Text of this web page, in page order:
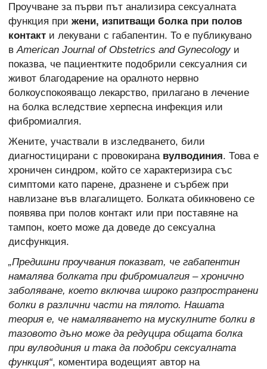
Проучване за първи път анализира сексуалната
функция при жени, изпитващи болка при полов
контакт и лекувани с габапентин. То е публикувано
в American Journal of Obstetrics and Gynecologyи
показва, че пациентките подобрили сексуалния си
живот благодарение на оралното нервно
болкоуспокояващо лекарство, прилагано в лечение
на болка вследствие херпесна инфекция или
фибромиалгия.
Жените, участвали в изследването, били
диагностицирани с провокирана вулводиния. Това е
хроничен синдром, който се характеризира със
симптоми като парене, дразнене и сърбеж при
навлизане във влагалището. Болката обикновено се
появява при полов контакт или при поставяне на
тампон, което може да доведе до сексуална
дисфункция.
„Предишни проучвания показват, че габапентин
намалява болката при фибромиалгия – хронично
заболяване, което включва широко разпространени
болки в различни части на тялото. Нашата
теория е, че намаляването на мускулните болки в
тазовото дъно може да редуцира общата болка
при вулводиния и така да подобри сексуалната
функция“, коментира водещият автор на